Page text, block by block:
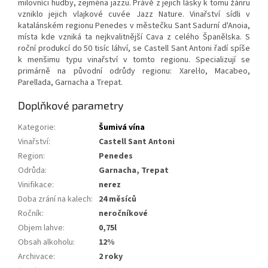
milovníci hudby, zejména jazzu. Právě z jejich lásky k tomu žánru
vzniklo jejich vlajkové cuvée Jazz Nature. Vinařství sídli v
katalánském regionu Penedes v městečku Sant Sadurní d'Anoia,
místa kde vzniká ta nejkvalitnější Cava z celého Španělska. S
roční produkcí do 50 tisíc láhví, se Castell Sant Antoni řadí spíše
k menšimu typu vinařství v tomto regionu. Specializují se
primárně na původní odrůdy regionu: Xarel·lo, Macabeo,
Parellada, Garnacha a Trepat.
Doplňkové parametry
Kategorie:
Šumivá vína
Vinařství:
Castell Sant Antoni
Region:
Penedes
Odrůda:
Garnacha, Trepat
Vinifikace:
nerez
Doba zrání na kalech: 24 měsíců
Ročník:
neročníkové
Objem lahve:
0,75l
Obsah alkoholu:
12%
Archivace:
2 roky